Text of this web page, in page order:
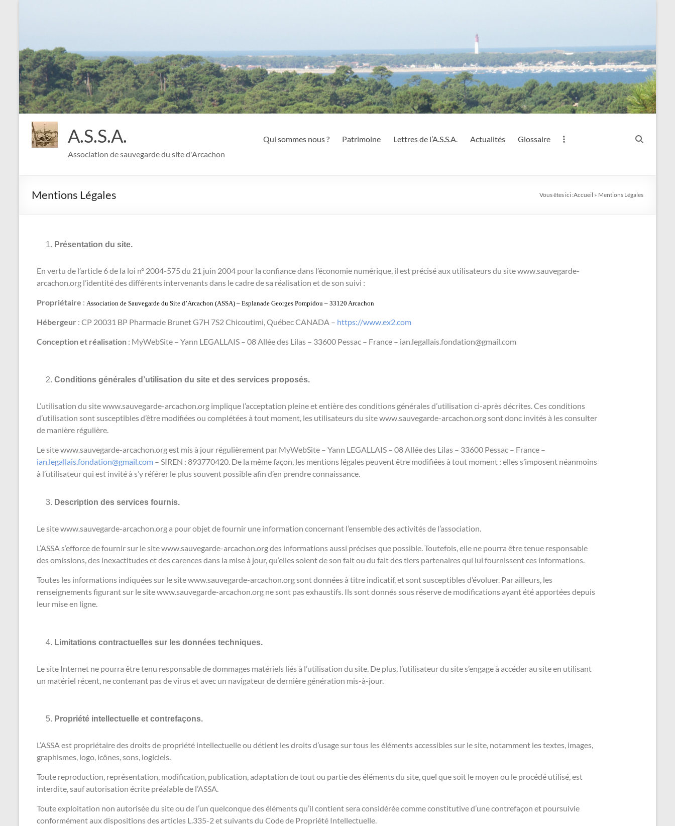
A.S.S.A.
Association de sauvegarde du site d'Arcachon
Qui sommes nous ? Patrimoine Lettres de l’A.S.S.A. Actualités Glossaire
Mentions Légales Vous êtes ici :Accueil » Mentions Légales
Présentation du site.
En vertu de l’article 6 de la loi n° 2004-575 du 21 juin 2004 pour la confiance dans l’économie numérique, il est précisé aux utilisateurs du site www.sauvegarde-
arcachon.org l’identité des différents intervenants dans le cadre de sa réalisation et de son suivi :
Propriétaire : Association de Sauvegarde du Site d’Arcachon (ASSA) – Esplanade Georges Pompidou – 33120 Arcachon
Hébergeur : CP 20031 BP Pharmacie Brunet G7H 7S2 Chicoutimi, Québec CANADA – https://www.ex2.com
Conception et réalisation : MyWebSite – Yann LEGALLAIS – 08 Allée des Lilas – 33600 Pessac – France – ian.legallais.fondation@gmail.com
Conditions générales d’utilisation du site et des services proposés.
L’utilisation du site www.sauvegarde-arcachon.org implique l’acceptation pleine et entière des conditions générales d’utilisation ci-après décrites. Ces conditions
d’utilisation sont susceptibles d’être modifiées ou complétées à tout moment, les utilisateurs du site www.sauvegarde-arcachon.org sont donc invités à les consulter
de manière régulière.
Le site www.sauvegarde-arcachon.org est mis à jour régulièrement par MyWebSite – Yann LEGALLAIS – 08 Allée des Lilas – 33600 Pessac – France –
ian.legallais.fondation@gmail.com – SIREN : 893770420. De la même façon, les mentions légales peuvent être modifiées à tout moment : elles s’imposent néanmoins
à l’utilisateur qui est invité à s’y référer le plus souvent possible afin d’en prendre connaissance.
Description des services fournis.
Le site www.sauvegarde-arcachon.org a pour objet de fournir une information concernant l’ensemble des activités de l’association.
L’ASSA s’efforce de fournir sur le site www.sauvegarde-arcachon.org des informations aussi précises que possible. Toutefois, elle ne pourra être tenue responsable
des omissions, des inexactitudes et des carences dans la mise à jour, qu’elles soient de son fait ou du fait des tiers partenaires qui lui fournissent ces informations.
Toutes les informations indiquées sur le site www.sauvegarde-arcachon.org sont données à titre indicatif, et sont susceptibles d’évoluer. Par ailleurs, les
renseignements figurant sur le site www.sauvegarde-arcachon.org ne sont pas exhaustifs. Ils sont donnés sous réserve de modifications ayant été apportées depuis
leur mise en ligne.
Limitations contractuelles sur les données techniques.
Le site Internet ne pourra être tenu responsable de dommages matériels liés à l’utilisation du site. De plus, l’utilisateur du site s’engage à accéder au site en utilisant
un matériel récent, ne contenant pas de virus et avec un navigateur de dernière génération mis-à-jour.
Propriété intellectuelle et contrefaçons.
L’ASSA est propriétaire des droits de propriété intellectuelle ou détient les droits d’usage sur tous les éléments accessibles sur le site, notamment les textes, images,
graphismes, logo, icônes, sons, logiciels.
Toute reproduction, représentation, modification, publication, adaptation de tout ou partie des éléments du site, quel que soit le moyen ou le procédé utilisé, est
interdite, sauf autorisation écrite préalable de l’ASSA.
Toute exploitation non autorisée du site ou de l’un quelconque des éléments qu’il contient sera considérée comme constitutive d’une contrefaçon et poursuivie
conformément aux dispositions des articles L.335-2 et suivants du Code de Propriété Intellectuelle.